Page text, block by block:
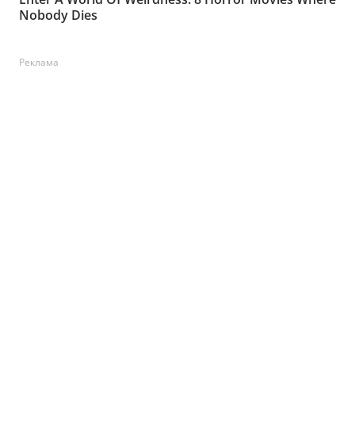
Реклама